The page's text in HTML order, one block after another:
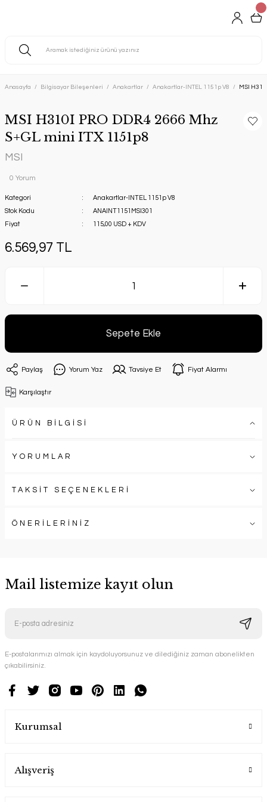
Anasayfa Bilgisayar Bileşenleri Anakartlar Anakartlar-INTEL 1151p V8 MSI
MSI H310I PRO DDR4 2666 Mhz
S+GL mini ITX 1151p8
MSI
0 Yorum
Kategori
Anakartlar-INTEL 1151p V8
Stok Kodu
ANAINT1151MSI301
Fiyat
115,00 USD + KDV
6.569,97 TL
Sepete Ekle
Paylaş Yorum Yaz Tavsiye Et Fiyat Alarmı
Karşılaştır
ÜRÜN BİLGİSİ
YORUMLAR
TAKSİT SEÇENEKLERİ
ÖNERİLERİNİZ
Mail listemize kayıt olun
E-postalarımızı almak için kaydoluyorsunuz ve dilediğiniz zaman abonelikten
çıkabilirsiniz.
Kurumsal
Alışveriş